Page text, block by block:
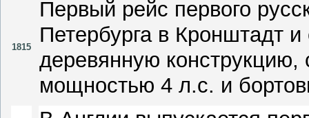
1815
Первый рейс первого
Петербурга в Кронштадт
деревянную
мощностью 4 л.с. и